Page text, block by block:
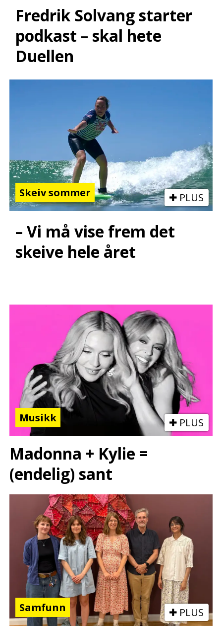
Fredrik Solvang starter
podkast – skal hete
Duellen
Skeiv sommer PLUS
– Vi må vise frem det
skeive hele året
Musikk PLUS
Madonna + Kylie =
(endelig) sant
Samfunn PLUS